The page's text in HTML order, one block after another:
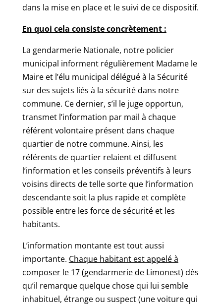
dans la mise en place et le suivi de ce dispositif.
En quoi cela consiste concrètement :
La gendarmerie Nationale, notre policier
municipal informent régulièrement Madame le
Maire et l’élu municipal délégué à la Sécurité
sur des sujets liés à la sécurité dans notre
commune. Ce dernier, s’il le juge opportun,
transmet l’information par mail à chaque
référent volontaire présent dans chaque
quartier de notre commune. Ainsi, les
référents de quartier relaient et diffusent
l’information et les conseils préventifs à leurs
voisins directs de telle sorte que l’information
descendante soit la plus rapide et complète
possible entre les force de sécurité et les
habitants.
L’information montante est tout aussi
importante. Chaque habitant est appelé à
composer le 17 (gendarmerie de Limonest) dès
qu’il remarque quelque chose qui lui semble
inhabituel, étrange ou suspect (une voiture qui